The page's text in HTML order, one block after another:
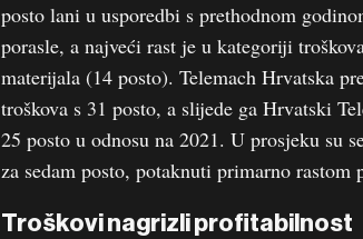
posto lani u usporedbi s prethodnom
porasle, a najveći rast je u kategoriji
materijala (14 posto). Telemach Hrvatska
troškova s 31 posto, a slijede ga Hrvatski
25 posto u odnosu na 2021. U prosjeku su
za sedam posto, potaknuti primarno rastom
Troškovi nagrizli profitabilnost